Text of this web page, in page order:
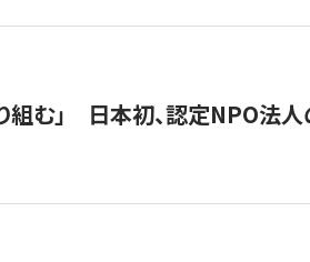
組む」 日本初、認定NPO法